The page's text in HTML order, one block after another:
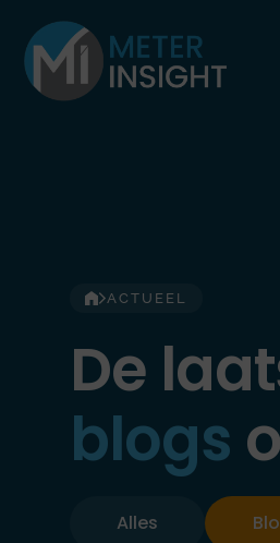
naar
inhoud
ACTUEEL
De
blogs
Alles